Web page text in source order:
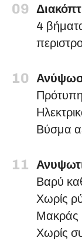
09
4
10
Βύσμα
11
Βαρύ
Χωρίς
Μακράς
Χωρίς